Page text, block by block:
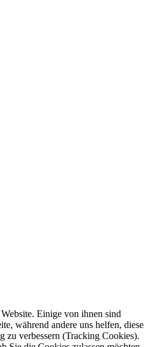
Einige von ihnen sind
während andere uns helfen, diese
zu verbessern (Tracking Cookies).